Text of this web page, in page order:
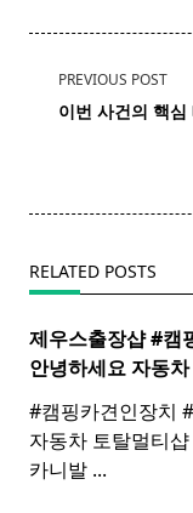
<span
class="nav-
text">Page</
PREVIOUS POST
이번 사건의 핵심
RELATED POSTS
제우스출장샵 #캠
안녕하세요 자동
#캠핑카견인장치
자동차 토탈멀티
카니발 ...